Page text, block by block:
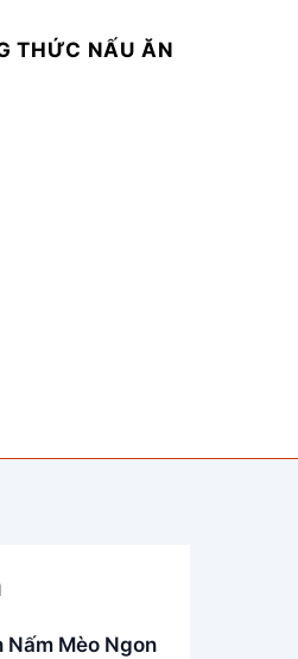
THỨC NẤU ĂN
Nấm Mèo Ngon